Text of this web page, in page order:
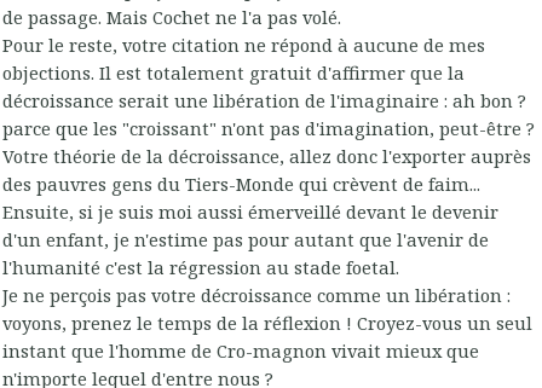
de passage. Mais Cochet ne l'a pas volé.
Pour le reste, votre citation ne répond à aucune de mes
objections. Il est totalement gratuit d'affirmer que la
décroissance serait une libération de l'imaginaire : ah bon ?
parce que les "croissant" n'ont pas d'imagination, peut-être ?
Votre théorie de la décroissance, allez donc l'exporter auprès
des pauvres gens du Tiers-Monde qui crèvent de faim...
Ensuite, si je suis moi aussi émerveillé devant le devenir
d'un enfant, je n'estime pas pour autant que l'avenir de
l'humanité c'est la régression au stade foetal.
Je ne perçois pas votre décroissance comme un libération :
voyons, prenez le temps de la réflexion ! Croyez-vous un seul
instant que l'homme de Cro-magnon vivait mieux que
n'importe lequel d'entre nous ?